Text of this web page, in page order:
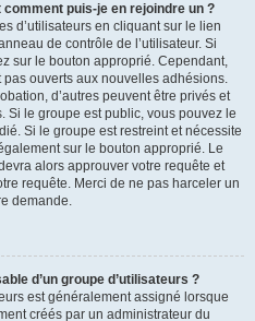
puis-je en rejoindre un ?
d’utilisateurs en cliquant sur le lien
de contrôle de l’utilisateur. Si
sur le bouton approprié. Cependant,
ouverts aux nouvelles adhésions.
d’autres peuvent être privés et
Si le groupe est public, vous pouvez le
Si le groupe est restreint et nécessite
sur le bouton approprié. Le
alors approuver votre requête et
requête. Merci de ne pas harceler un
demande.
d’un groupe d’utilisateurs ?
est généralement assigné lorsque
créés par un administrateur du